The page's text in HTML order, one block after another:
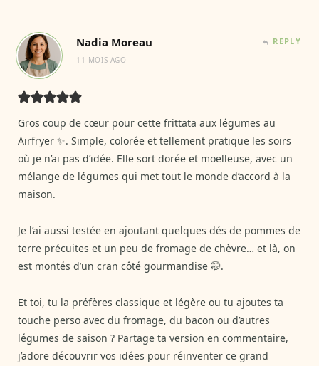
Nadia Moreau
11 MOIS AGO
REPLY
Gros coup de cœur pour cette frittata aux légumes au
Airfryer ✨. Simple, colorée et tellement pratique les soirs
où je n’ai pas d’idée. Elle sort dorée et moelleuse, avec un
mélange de légumes qui met tout le monde d’accord à la
maison.
Je l’ai aussi testée en ajoutant quelques dés de pommes de
terre précuites et un peu de fromage de chèvre… et là, on
est montés d’un cran côté gourmandise 🤭.
Et toi, tu la préfères classique et légère ou tu ajoutes ta
touche perso avec du fromage, du bacon ou d’autres
légumes de saison ? Partage ta version en commentaire,
j’adore découvrir vos idées pour réinventer ce grand